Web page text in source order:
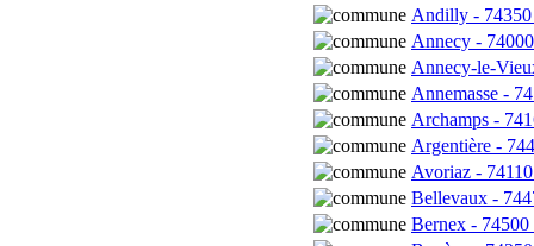
Andilly - 74350
Annecy -
Annecy-le-
Annemasse -
Archamps -
Argentière -
Avoriaz -
Bellevaux -
Bernex -